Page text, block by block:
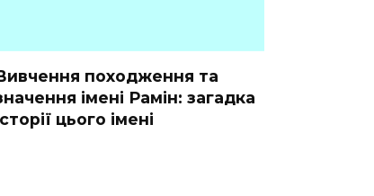
походження та
імені Рамін: загадка
цього імені